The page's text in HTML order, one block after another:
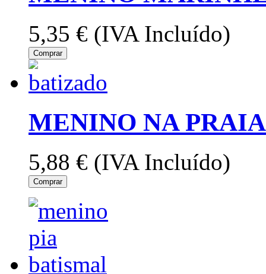
5,35 € (IVA Incluído)
Comprar
MENINO NA
5,88 € (IVA Incluído)
Comprar